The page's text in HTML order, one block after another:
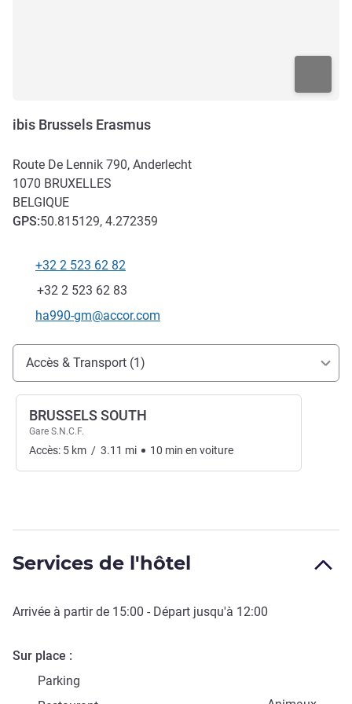
ibis Brussels Erasmus
Route De Lennik 790, Anderlecht
1070 BRUXELLES
BELGIQUE
GPS:50.815129, 4.272359
Téléphone
+32 2 523 62 82
Fax
+32 2 523 62 83
Email de contact
ha990-gm@accor.com
Accès et transports
Accès & Transport (1)
BRUSSELS SOUTH
Gare S.N.C.F.
Accès: 5 km / 3.11 mi 10 min en voiture
Services de l'hôtel
Arrivée à partir de 15:00 - Départ jusqu'à 12:00
Sur place
Parking